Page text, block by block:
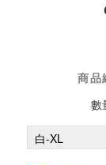
商品
數